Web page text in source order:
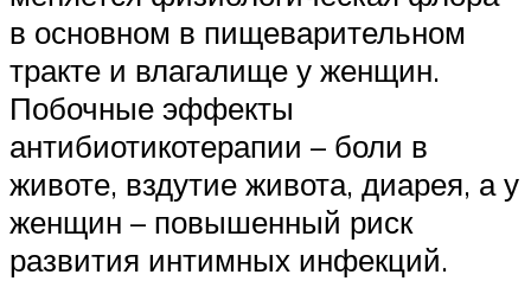
в основном в пищеварительном
тракте и влагалище у женщин.
Побочные эффекты
антибиотикотерапии – боли в
животе, вздутие живота, диарея, а у
женщин – повышенный риск
развития интимных инфекций.